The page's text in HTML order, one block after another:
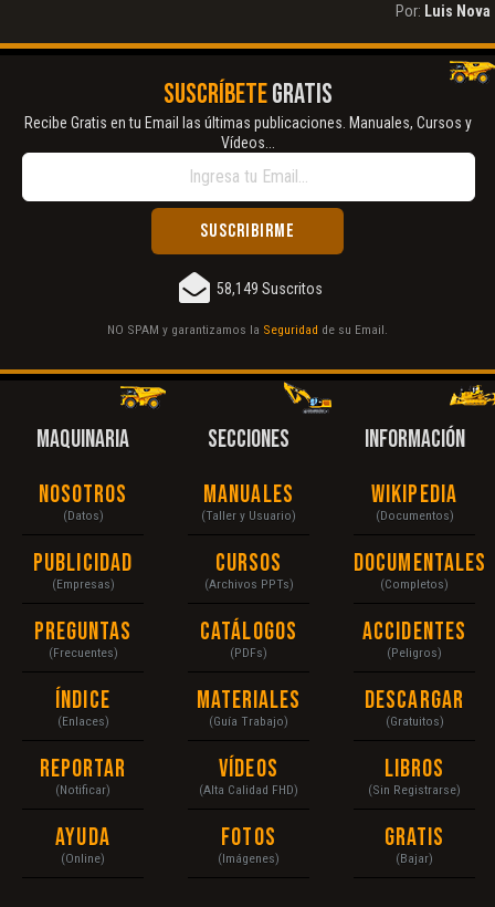
Por: Luis Nova
SUSCRÍBETEGRATIS
Recibe Gratis en tu Email las últimas publicaciones. Manuales, Cursos y
Vídeos...
58,149 Suscritos
NO SPAM y garantizamos la Seguridad de su Email.
MAQUINARIA
Nosotros
(Datos)
Publicidad
(Empresas)
Preguntas
(Frecuentes)
Índice
(Enlaces)
Reportar
(Notificar)
Ayuda
(Online)
SECCIONES
Manuales
(Taller y Usuario)
Cursos
(Archivos PPTs)
Catálogos
(PDFs)
Materiales
(Guía Trabajo)
Vídeos
(Alta Calidad FHD)
Fotos
(Imágenes)
INFORMACIÓN
Wikipedia
(Documentos)
Documentales
(Completos)
Accidentes
(Peligros)
Descargar
(Gratuitos)
Libros
(Sin Registrarse)
Gratis
(Bajar)